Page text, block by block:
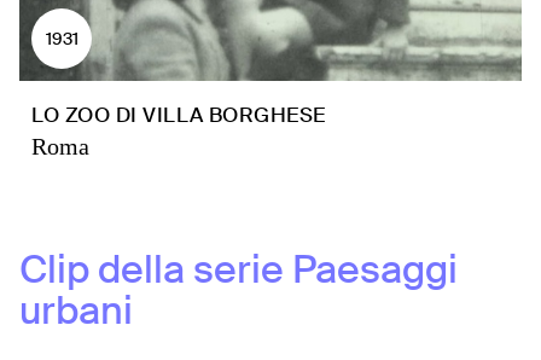
1931
LO ZOO DI VILLA BORGHESE
Roma
Clip della serie Paesaggi
urbani